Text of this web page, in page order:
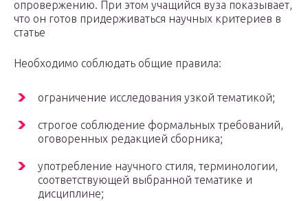
опровержению. При этом учащийся вуза показывает,
что он готов придерживаться научных критериев в
статье
Необходимо соблюдать общие правила:
ограничение исследования узкой тематикой;
строгое соблюдение формальных требований,
оговоренных редакцией сборника;
употребление научного стиля, терминологии,
соответствующей выбранной тематике и
дисциплине;